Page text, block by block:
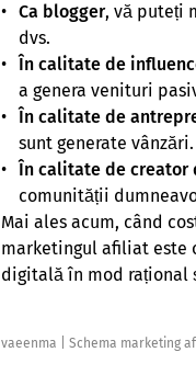
Ca blogger, vă puteți
dvs.
În calitate de
a genera venituri
În calitate de
sunt generate vânzări.
În calitate de creator
comunității
Mai ales acum, când
marketingul afiliat este
digitală în mod rațional
vaeenma Schema marketing